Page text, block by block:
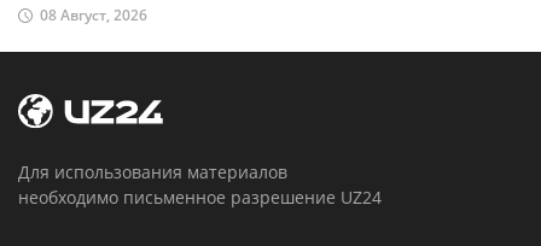
08 Август, 2026
Для использования материалов
необходимо письменное разрешение UZ24